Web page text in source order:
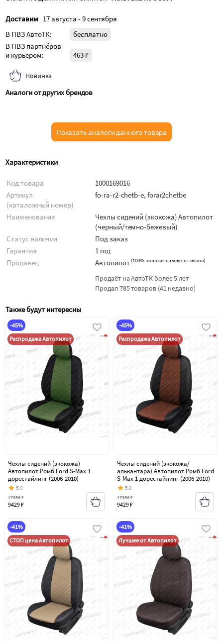
Доставим 17 августа - 9 сентября
В ПВЗ АвтоТК:
бесплатно
В ПВЗ партнёров
и курьером:
463 ₽
Новинка
Аналоги от других брендов
Показать аналоги данного товара
Характеристики
Код товара
1000169016
Артикул
(каталожный номер)
fo-ra-r2-chetb-e, forar2chetbe
Наименование
Чехлы сидений (экокожа) Автопилот
(черный/темно-бежевый)
Статус наличия
Под заказ
Гарантия
1 год
Продавец
Автопилот (100% положительных отзывов)
Продаёт на АвтоТК более 5 лет
Продал 785 товаров (41 недавно)
Также будут интересны
-45%
Распродажа Автопилот
Чехлы сидений (экокожа)
Автопилот Ромб Ford S-Max 1
дорестайлинг (2006-2010)
5.0
9429 ₽
17356 ₽
-45%
Распродажа Автопилот
Чехлы сидений (экокожа/
алькантара) Автопилот Ромб Ford
S-Max 1 дорестайлинг (2006-2010)
5.0
9429 ₽
17356 ₽
-41%
СТОП цена Автопилот
-41%
Лучшее от Автопилот